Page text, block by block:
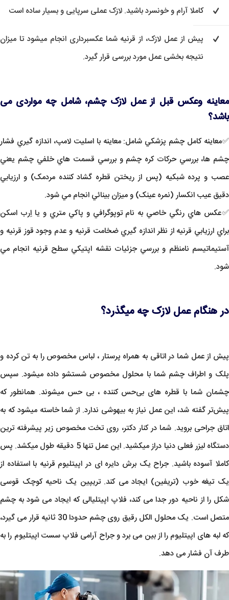
کاملا آرام و خونسرد باشید. لازک عملی سرپایی و بسیار ساده است
پیش از عمل لازک، از قرنیه شما عکسبرداری انجام میشود تا میزان
نتیجه بخشی عمل مورد بررسی قرار گیرد.
معاینه وعکس قبل از عمل لازک چشم، شامل چه مواردی می
باشد؟
✅معاينه کامل چشم پزشکي شامل: معاينه با اسليت لامپ، اندازه گيري فشار
چشم ها، بررسي حرکات کره چشم و بررسي قسمت هاي خلفي چشم يعني
عصب و پرده شبکيه (پس از ريختن قطره گشاد کننده مردمک) و ارزيابي
دقيق عيب انکسار (نمره عينک) و ميزان بينائي انجام مي شود.
✅عکس هاي رنگي خاصي به نام توپوگرافي و پاکي متري و يا اِرب اسکن
براي ارزيابي قرنيه از نظر اندازه گيري ضخامت قرنيه و عدم وجود قوز قرنيه و
آستيماتيسم نامنظم و بررسي جزئيات نقشه اپتيکي سطح قرنيه انجام مي
شود.
در هنگام عمل لازک چه میگذرد؟
پیش از عمل شما در اتاقی به همراه پرستار ، لباس مخصوص را به تن کرده و
پلک و اطراف چشم شما با محلول مخصوص شستشو داده میشود. سپس
چشمان شما با قطره های بی‌حس کننده ، بی حس میشوند. همانطور که
پیش‌تر گفته شد، این عمل نیاز به بیهوشی ندارد. از شما خاسته میشود که به
اتاق جراحی بروید. شما در کنار دکتر، روی تخت مخصوص زیر پیشرفته ترین
دستگاه لیزر فعلی دنیا دراز میکشید. این عمل تنها 5 دقیقه طول میکشد. پس
کاملا آسوده باشید. جراح یک برش دایره ای در اپیتلیوم قرنیه با استفاده از
یک تیغه خوب (تریفین) ایجاد می کند. تریپین یک ناحیه کوچک قوسی
شکل را از ناحیه دور جدا می کند، فلاپ اپیتلیالی که ایجاد می شود به چشم
متصل است. یک محلول الکل رقیق روی چشم حدودا 30 ثانیه قرار می گیرد،
که لبه های اپیتلیوم را از بین می برد و جراح آرامی فلاپ سست اپیتلیوم را به
طرف آن فشار می دهد.